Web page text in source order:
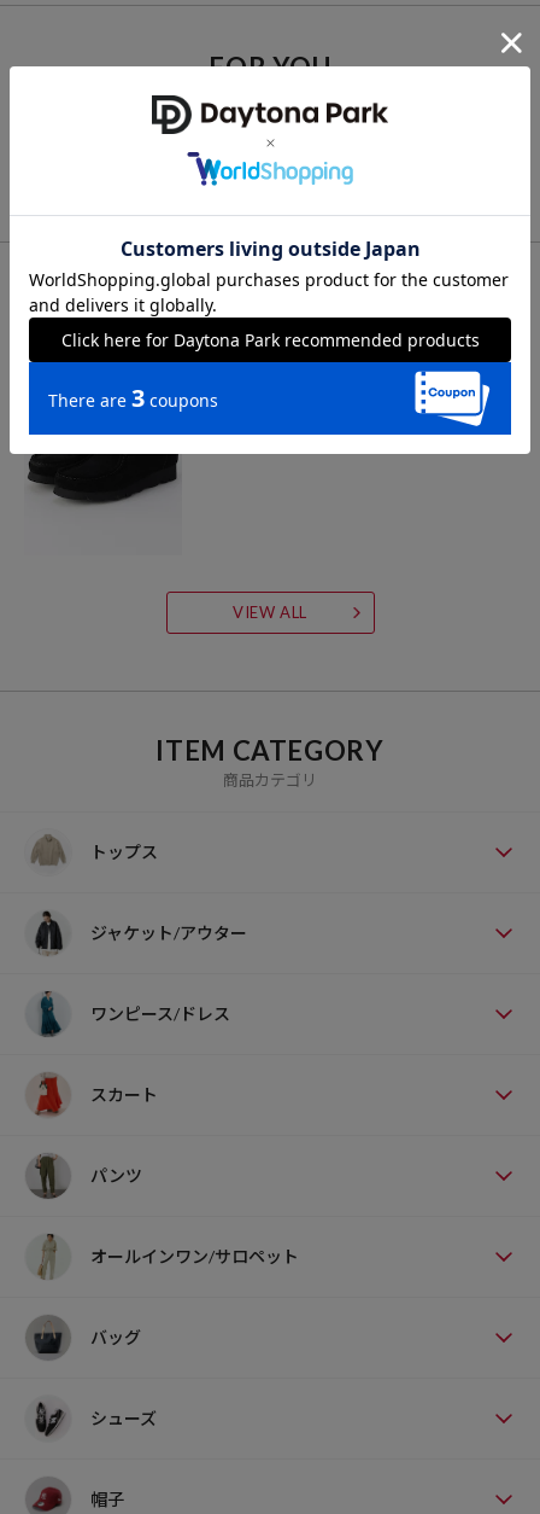
FOR YOU
あなたにおすすめのアイテム
VIEW ALL
CHECK LIST
最近チェックした商品
VIEW ALL
ITEM CATEGORY
商品カテゴリ
トップス
ジャケット/アウター
ワンピース/ドレス
スカート
パンツ
オールインワン/サロペット
バッグ
シューズ
帽子